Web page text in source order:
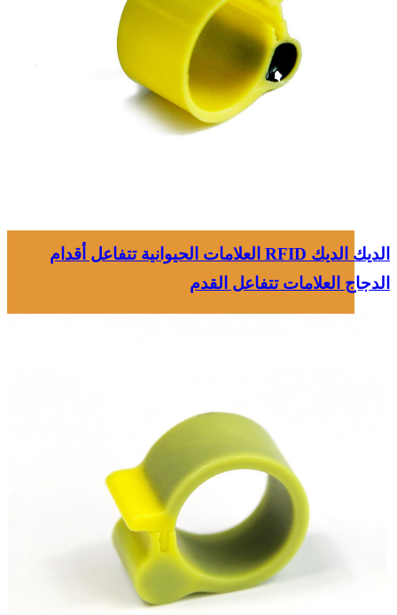
الديك الديك RFID العلامات الحيوانية تتفاعل أقدام
الدجاج العلامات تتفاعل القدم